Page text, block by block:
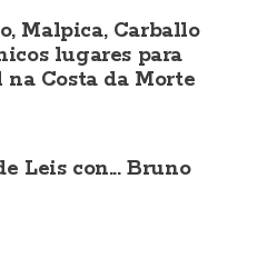
Malpica, Carballo
lugares para
Costa da Morte
Leis con... Bruno